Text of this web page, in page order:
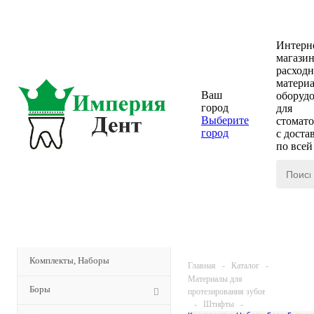
Ваш
город
Выберите
город
магазин
для
с
по
Комплекты, Наборы
Боры
Главная - Каталог
-
Материалы для
протезирования зубов
- Штифты
-